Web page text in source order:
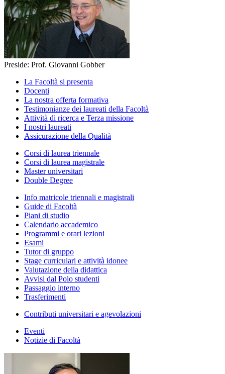
Preside: Prof. Giovanni Gobber
La Facoltà si presenta
Docenti
La nostra offerta formativa
Testimonianze dei laureati della Facoltà
Attività di ricerca e Terza missione
I nostri laureati
Assicurazione della Qualità
Corsi di laurea triennale
Corsi di laurea magistrale
Master universitari
Double Degree
Info matricole triennali e magistrali
Guide di Facoltà
Piani di studio
Calendario accademico
Programmi e orari lezioni
Esami
Tutor di gruppo
Stage curriculari e attività idonee
Valutazione della didattica
Avvisi dal Polo studenti
Passaggio interno
Trasferimenti
Contributi universitari e agevolazioni
Eventi
Notizie di Facoltà